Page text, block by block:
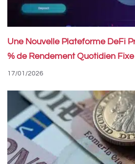
Une Nouvelle Plateforme DeFi
% de Rendement Quotidien
17/01/2026